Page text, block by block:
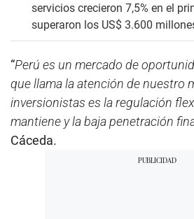
servicios crecieron 7,5% en el
superaron los US$ 3.600
“Perú es un mercado de
que llama la atención de nuestro
inversionistas es la regulación
mantiene y la baja penetración
Cáceda.